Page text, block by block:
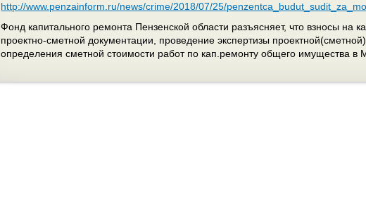
http://www.penzainform.ru/news/crime/2018/07/25/
Фонд капитального ремонта Пензенской области разъясняет, что взносы на
проектно-сметной документации, проведение экспертизы
определения сметной стоимости работ по кап.ремонту общего имущества в